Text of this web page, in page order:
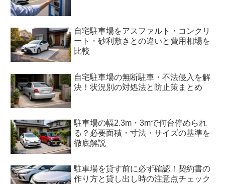
自宅駐車場をアスファルト・コンクリ
ート・砂利敷きとの違いと費用相場を
比較
自宅駐車場の無断駐車・不法侵入を解
決！状況別の対処法と防止策まとめ
駐車場の幅2.3m・3mで何台停められ
る？必要面積・寸法・サイズの基準を
徹底解説
駐車場を貸す前に必ず確認！契約書の
作り方と貸し出し時の注意点チェック